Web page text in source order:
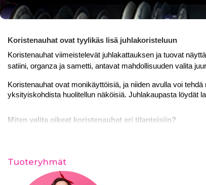
Koristenauhat ovat tyylikäs lisä juhlakoristeluun
Koristenauhat viimeistelevät juhlakattauksen ja tuovat
satiini, organza ja sametti, antavat mahdollisuuden valita
Koristenauhat ovat monikäyttöisiä, ja niiden avulla voi
yksityiskohdista huolitellun näköisiä. Juhlakaupasta löydät
Miten valita oikeat koristenauhat eri tilanteisiin?
Samettinauhat antavat juhlavan ja elegantin
Glitter- ja metallinhohtoiset nauhat tuovat
Yhdistä koristenauhat muihin elementteihin, kuten
Tuoteryhmät